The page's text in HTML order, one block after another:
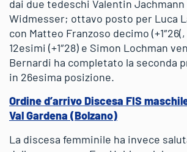
dai due tedeschi Valentin Jachmann
Widmesser; ottavo posto per Luca
con Matteo Franzoso decimo
12esimi (+1″28) e Simon Lochman
Bernardi ha completato la seconda
in 26esima posizione.
Ordine d’arrivo Discesa FIS
Val Gardena (Bolzano)
La discesa femminile ha invece